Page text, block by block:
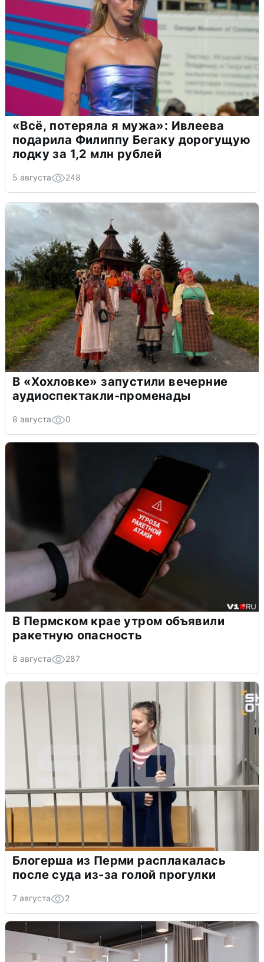
«Всё, потеряла я мужа»: Ивлеева
подарила Филиппу Бегаку дорогущую
лодку за 1,2 млн рублей
5 августа 248
В «Хохловке» запустили вечерние
аудиоспектакли-променады
8 августа 0
В Пермском крае утром объявили
ракетную опасность
8 августа 287
Блогерша из Перми расплакалась
после суда из-за голой прогулки
7 августа 2